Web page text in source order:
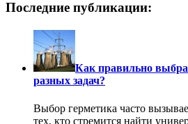
Последние публикации:
Как правильно
разных задач?
Выбор герметика часто
тех, кто стремится найти